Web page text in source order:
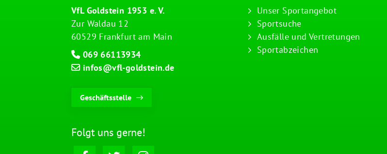
VfL Goldstein 1953 e. V.
Zur Waldau 12
60529 Frankfurt am Main
069 66113934
infos@vfl-goldstein.de
Geschäftsstelle
Unser Sportangebot
Sportsuche
Ausfälle und Vertretungen
Sportabzeichen
Folgt uns gerne!